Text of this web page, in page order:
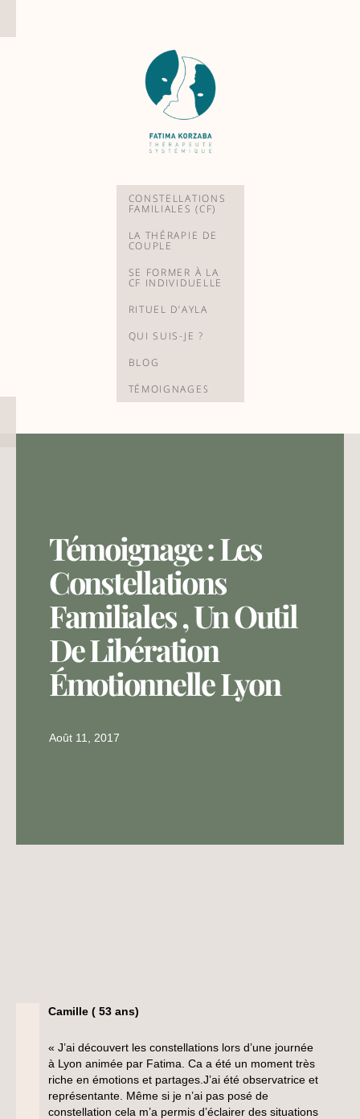
au
CONSTELLATIONS
FAMILIALES (CF)
LA THÉRAPIE DE
COUPLE
SE FORMER À LA
CF INDIVIDUELLE
RITUEL D’AYLA
QUI SUIS-JE ?
BLOG
TÉMOIGNAGES
Témoignage : Les
Constellations
Familiales , Un Outil
De Libération
Émotionnelle Lyon
Août 11, 2017
Camille ( 53 ans)
« J’ai découvert les constellations lors d’une journée
à Lyon animée par Fatima. Ca a été un moment très
riche en émotions et partages.J’ai été observatrice et
représentante. Même si je n’ai pas posé de
constellation cela m’a permis d’éclairer des situations